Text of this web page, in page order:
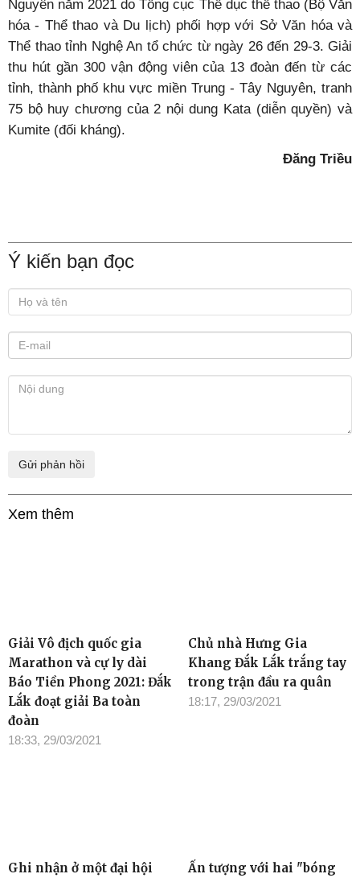
Nguyên năm 2021 do Tổng cục Thể dục thể thao (Bộ Văn
hóa - Thể thao và Du lịch) phối hợp với Sở Văn hóa và
Thể thao tỉnh Nghệ An tổ chức từ ngày 26 đến 29-3. Giải
thu hút gần 300 vận động viên của 13 đoàn đến từ các
tỉnh, thành phố khu vực miền Trung - Tây Nguyên, tranh
75 bộ huy chương của 2 nội dung Kata (diễn quyền) và
Kumite (đối kháng).
Đăng Triều
Ý kiến bạn đọc
Xem thêm
Giải Vô địch quốc gia
Marathon và cự ly dài
Báo Tiền Phong 2021: Đắk
Lắk đoạt giải Ba toàn
đoàn
18:33, 29/03/2021
Chủ nhà Hưng Gia
Khang Đắk Lắk trắng tay
trong trận đầu ra quân
18:17, 29/03/2021
Ghi nhận ở một đại hội
Ấn tượng với hai "bóng